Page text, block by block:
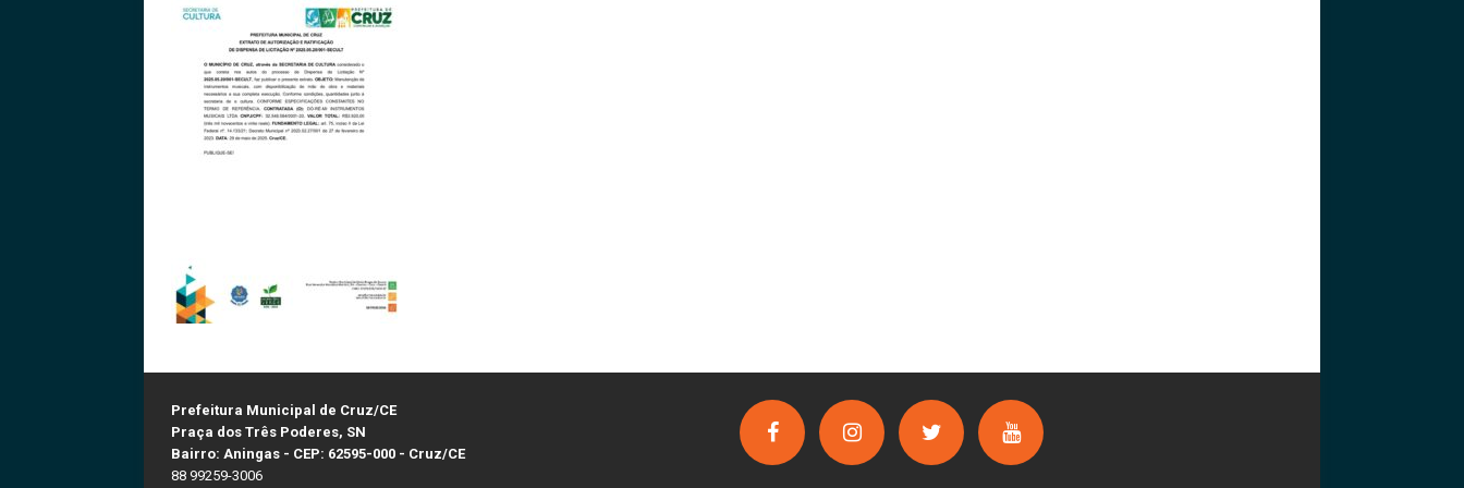
Prefeitura Municipal de Cruz/CE
Praça dos Três Poderes, SN
Bairro: Aningas - CEP: 62595-000 - Cruz/CE
88 99259-3006